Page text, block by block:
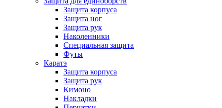
Защита корпуса
Защита ног
Защита рук
Наколенники
Специальная защита
Футы
Каратэ
Защита корпуса
Защита рук
Кимоно
Накладки